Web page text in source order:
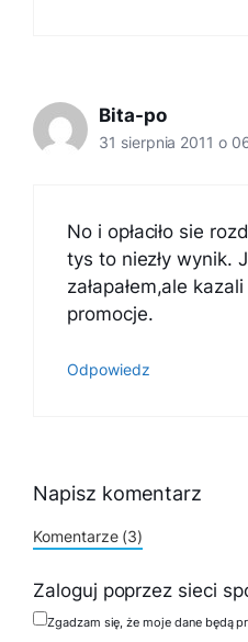
Bita-po
31 sierpnia 2011 o
No i opłaciło sie
tys to niezły wynik.
załapałem,ale
promocje.
Odpowiedz
Napisz komentarz
Komentarze (3)
Zaloguj poprzez sieci
Zgadzam się, że moje dane będą